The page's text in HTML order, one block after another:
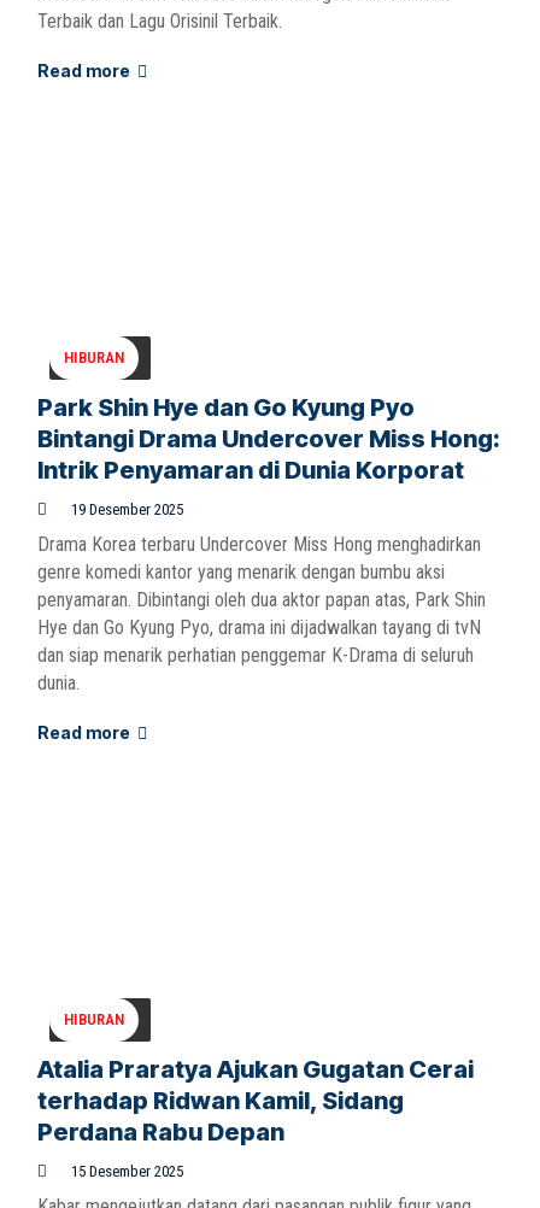
Terbaik dan Lagu Orisinil Terbaik.
Read more
HIBURAN
Park Shin Hye dan Go Kyung Pyo
Bintangi Drama Undercover Miss Hong:
Intrik Penyamaran di Dunia Korporat
19 Desember 2025
Drama Korea terbaru Undercover Miss Hong menghadirkan
genre komedi kantor yang menarik dengan bumbu aksi
penyamaran. Dibintangi oleh dua aktor papan atas, Park Shin
Hye dan Go Kyung Pyo, drama ini dijadwalkan tayang di tvN
dan siap menarik perhatian penggemar K-Drama di seluruh
dunia.
Read more
HIBURAN
Atalia Praratya Ajukan Gugatan Cerai
terhadap Ridwan Kamil, Sidang
Perdana Rabu Depan
15 Desember 2025